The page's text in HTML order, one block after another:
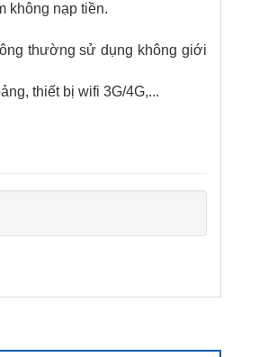
không nạp tiền.
thường sử dụng không giới
thiết bị wifi 3G/4G,...